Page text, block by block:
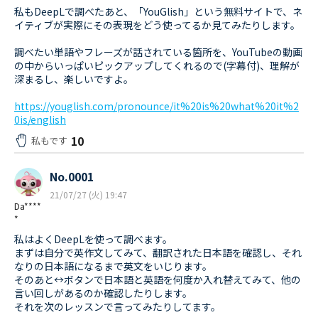
私もDeepLで調べたあと、「YouGlish」という無料サイトで、ネ
イティブが実際にその表現をどう使ってるか見てみたりします。
調べたい単語やフレーズが話されている箇所を、YouTubeの動画
の中からいっぱいピックアップしてくれるので(字幕付)、理解が
深まるし、楽しいですよ。
https://youglish.com/pronounce/it%20is%20what%20it%2
0is/english
私もです 10
Da****
*
No.0001
21/07/27 (火) 19:47
私はよくDeepLを使って調べます。
まずは自分で英作文してみて、翻訳された日本語を確認し、それ
なりの日本語になるまで英文をいじります。
そのあと↔ボタンで日本語と英語を何度か入れ替えてみて、他の
言い回しがあるのか確認したりします。
それを次のレッスンで言ってみたりしてます。